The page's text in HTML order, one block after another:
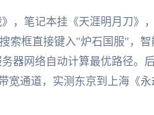
，笔记本挂《天涯明月刀》
索框直接键入"炉石国服"，
器网络自动计算最优路径。
通道，实测东京到上海《永